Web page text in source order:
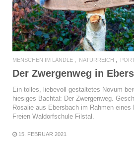
MENSCHEN IM LÄNDLE NATURREICH
Der Zwergenweg in
Ein tolles, liebevoll gestaltetes Novum
hiesiges Bachtal: Der Zwergenweg.
Rosalie aus Ebersbach im Rahmen
Freien Waldorfschule Filstal.
15. FEBRUAR 2021